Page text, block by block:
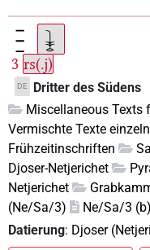
3 rs(.j)
DE
Dritter des Südens
Miscellaneous Texts
Vermischte Texte
Frühzeitinschriften
Djoser-Netjerichet
Netjerichet
(Ne/Sa/3)
Ne/Sa/3 (b)
Datierung: Djoser